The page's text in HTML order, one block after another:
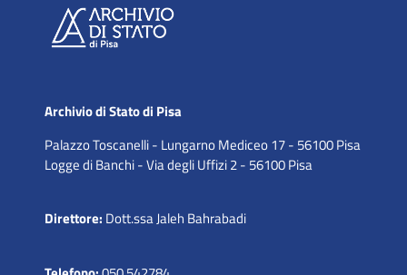
Archivio di Stato di Pisa
Palazzo Toscanelli - Lungarno Mediceo 17 - 56100 Pisa
Logge di Banchi - Via degli Uffizi 2 - 56100 Pisa
Direttore: Dott.ssa Jaleh Bahrabadi